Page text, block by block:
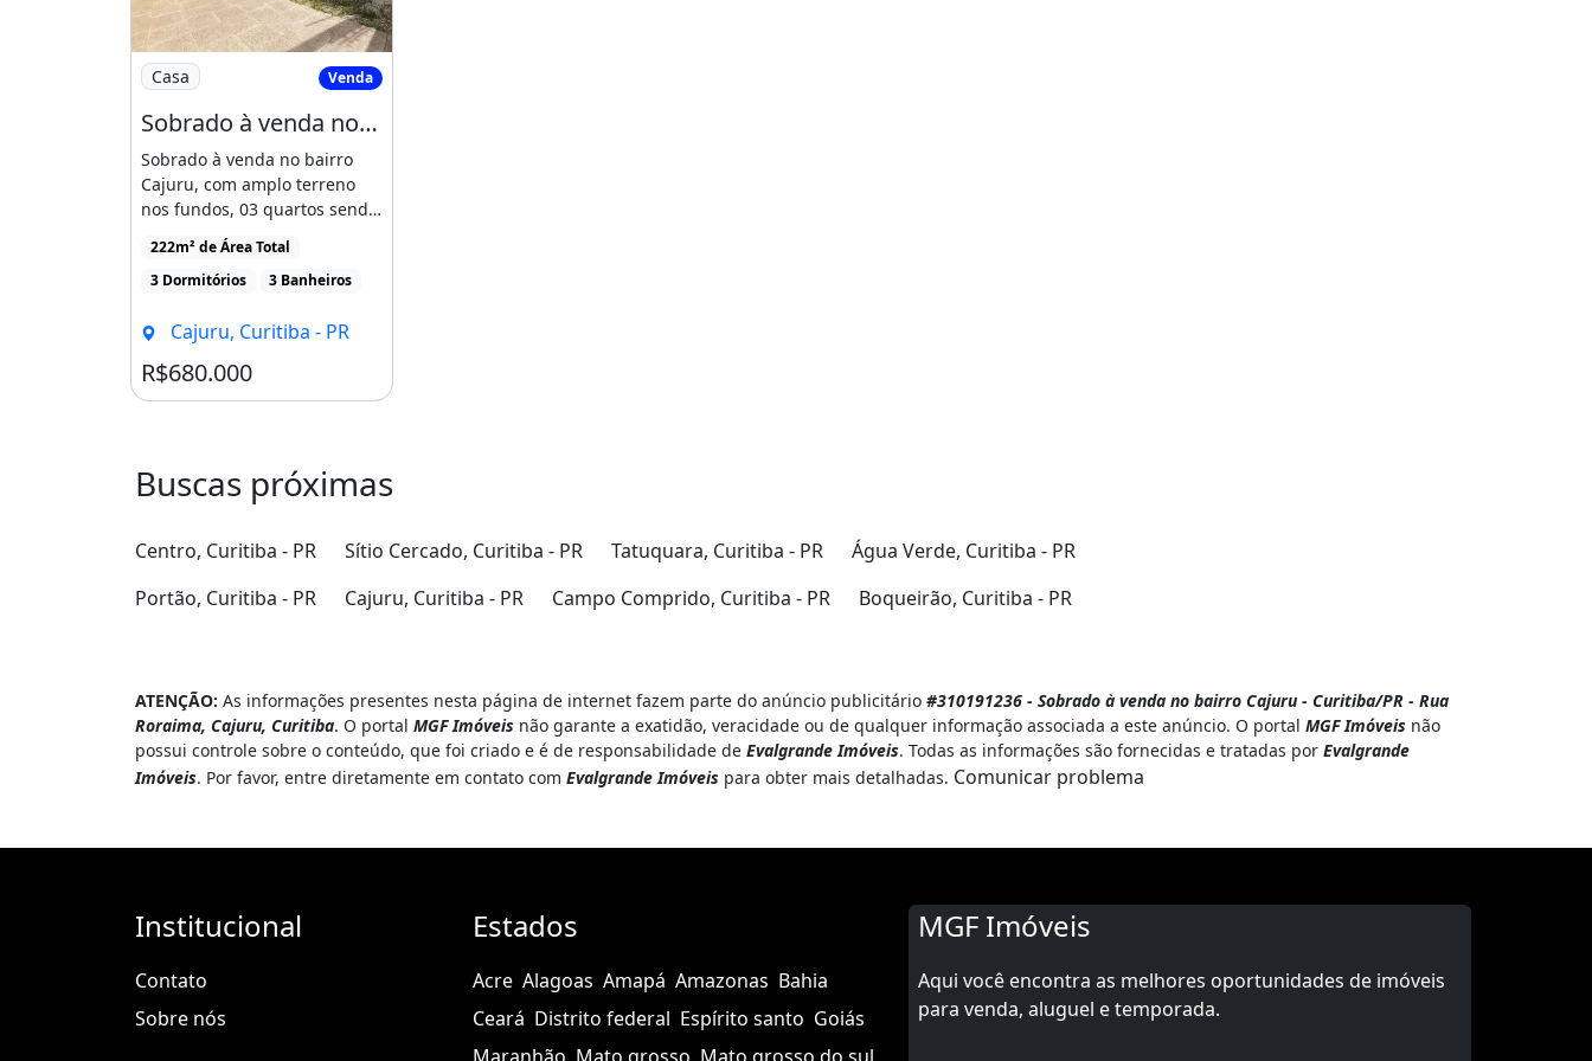
Perto De Escolas
Perto De Vias De Acesso
Perto De Shopping Center
Perto De Transporte Público
Dependência De Empregados
Ano De Construção: 2025
Imóvel novo
Imagem: Sobrado à venda no bairro Cajuru, com amplo
Casa Venda
Sobrado à venda no bairro Cajuru, com amplo terreno nos fundos, 03 quartos sendo uma
Sobrado à venda no bairro
Cajuru, com amplo terreno
nos fundos, 03 quartos sendo
uma suíte, podendo [...]
222m² de Área Total
3 Dormitórios
3 Banheiros
Cajuru, Curitiba - PR
R$680.000
Buscas próximas
Centro, Curitiba - PR Sítio Cercado, Curitiba - PR Tatuquara, Curitiba - PR
Água Verde, Curitiba - PR
Portão, Curitiba - PR
Cajuru, Curitiba - PR Campo Comprido, Curitiba - PR Boqueirão, Curitiba - PR
ATENÇÃO: As informações presentes nesta página de internet fazem parte do anúncio publicitário #310191236 - Sobrado à venda no bairro Cajuru - Curitiba/PR - Rua
Roraima, Cajuru, Curitiba. O portal MGF Imóveis não garante a exatidão, veracidade ou de qualquer informação associada a este anúncio. O portal MGF Imóveis não
possui controle sobre o conteúdo, que foi criado e é de responsabilidade de Evalgrande Imóveis. Todas as informações são fornecidas e tratadas por Evalgrande
Imóveis. Por favor, entre diretamente em contato com Evalgrande Imóveis para obter mais detalhadas. Comunicar problema
Institucional
Contato
Sobre nós
Estados
Acre Alagoas Amapá Amazonas Bahia
Ceará Distrito federal Espírito santo Goiás
MGF Imóveis
Aqui você encontra as melhores oportunidades de imóveis
para venda, aluguel e temporada.